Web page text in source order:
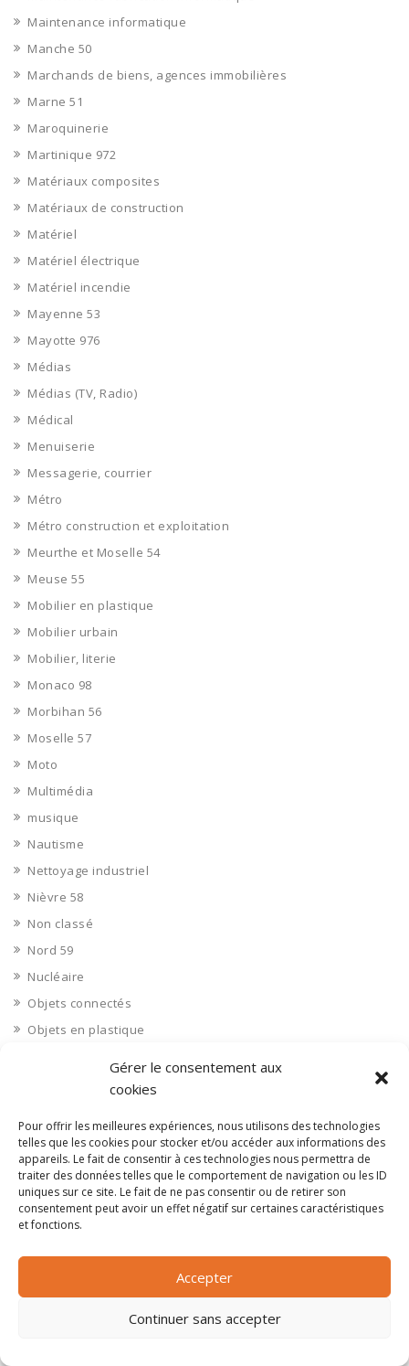
Gérer le consentement aux
cookies
Pour offrir les meilleures expériences, nous utilisons des technologies
telles que les cookies pour stocker et/ou accéder aux informations des
appareils. Le fait de consentir à ces technologies nous permettra de
traiter des données telles que le comportement de navigation ou les ID
uniques sur ce site. Le fait de ne pas consentir ou de retirer son
consentement peut avoir un effet négatif sur certaines caractéristiques
et fonctions.
Accepter
Continuer sans accepter
Maintenance informatique
Manche 50
Marchands de biens, agences immobilières
Marne 51
Maroquinerie
Martinique 972
Matériaux composites
Matériaux de construction
Matériel
Matériel électrique
Matériel incendie
Mayenne 53
Mayotte 976
Médias
Médias (TV, Radio)
Médical
Menuiserie
Messagerie, courrier
Métro
Métro construction et exploitation
Meurthe et Moselle 54
Meuse 55
Mobilier en plastique
Mobilier urbain
Mobilier, literie
Monaco 98
Morbihan 56
Moselle 57
Moto
Multimédia
musique
Nautisme
Nettoyage industriel
Nièvre 58
Non classé
Nord 59
Nucléaire
Objets connectés
Objets en plastique
Opérateur télécom
Optique
Ordinateurs
Orne 61
Ouvrages d’art
Pas de Calais 62